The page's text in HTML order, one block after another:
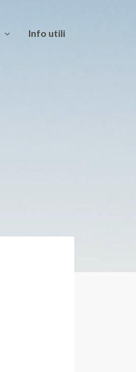
Info utili